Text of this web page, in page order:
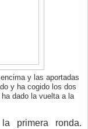
y las aportadas
y ha cogido los dos
dado la vuelta a la
primera ronda.